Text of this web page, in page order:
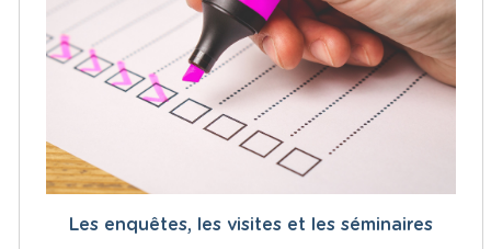
Les enquêtes, les visites et les séminaires